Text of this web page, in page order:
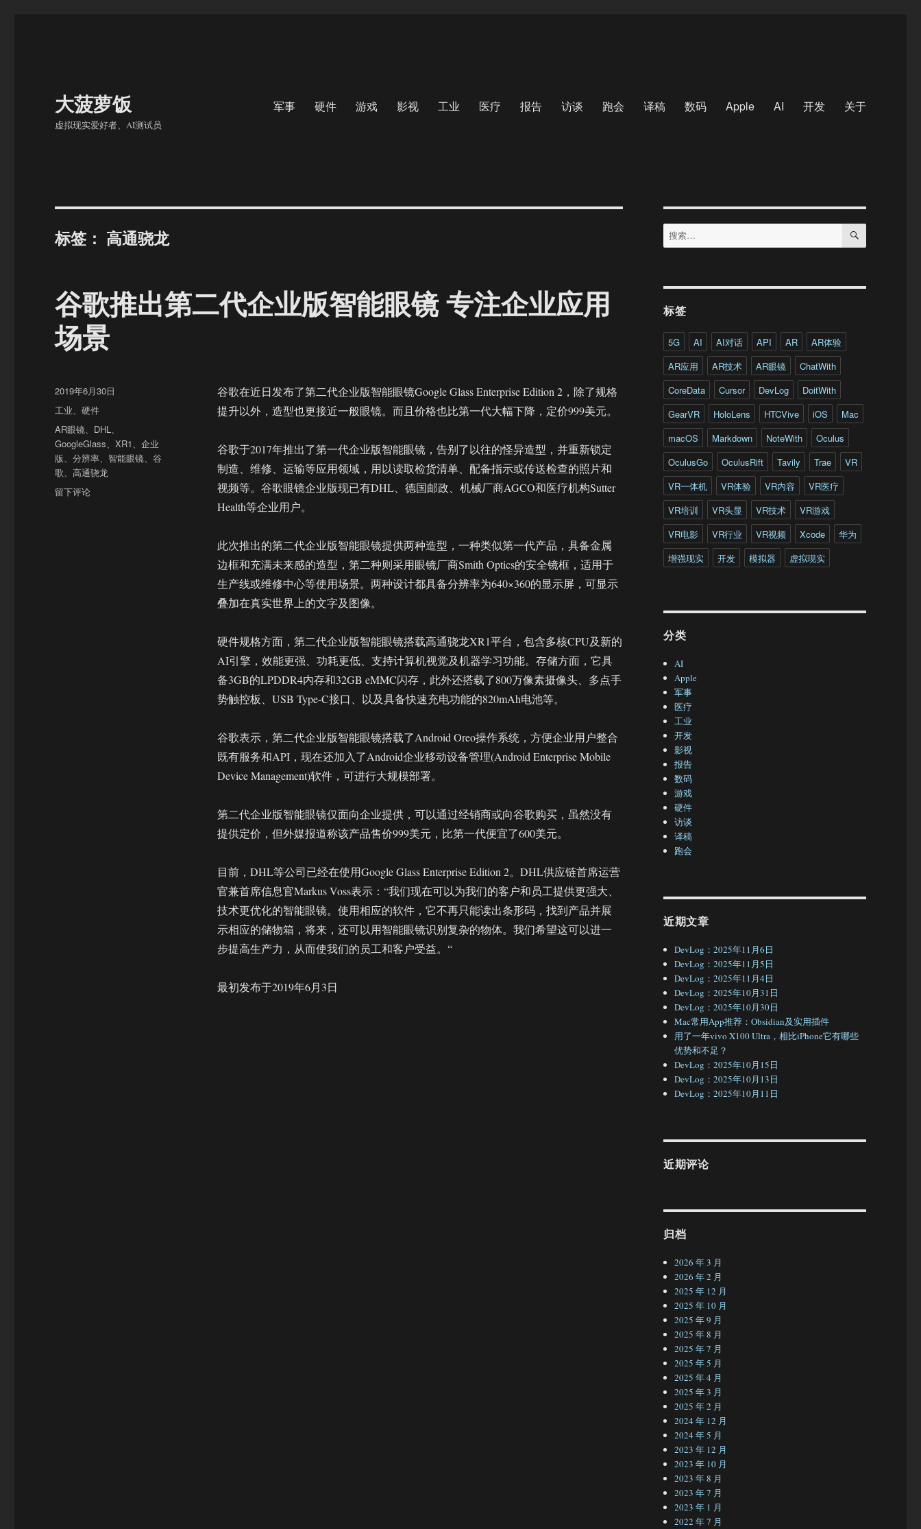
大菠萝饭
虚拟现实爱好者、AI测试员
军事 硬件 游戏 影视 工业 医疗 报告 访谈 跑会 译稿 数码 Apple AI 开发 关于
标签： 高通骁龙
谷歌推出第二代企业版智能眼镜 专注企业应用
场景
谷歌在近日发布了第二代企业版智能眼镜Google Glass Enterprise Edition 2，除了规格
提升以外，造型也更接近一般眼镜。而且价格也比第一代大幅下降，定价999美元。
谷歌于2017年推出了第一代企业版智能眼镜，告别了以往的怪异造型，并重新锁定
制造、维修、运输等应用领域，用以读取检货清单、配备指示或传送检查的照片和
视频等。谷歌眼镜企业版现已有DHL、德国邮政、机械厂商AGCO和医疗机构Sutter
Health等企业用户。
此次推出的第二代企业版智能眼镜提供两种造型，一种类似第一代产品，具备金属
边框和充满未来感的造型，第二种则采用眼镜厂商Smith Optics的安全镜框，适用于
生产线或维修中心等使用场景。两种设计都具备分辨率为640×360的显示屏，可显示
叠加在真实世界上的文字及图像。
硬件规格方面，第二代企业版智能眼镜搭载高通骁龙XR1平台，包含多核CPU及新的
AI引擎，效能更强、功耗更低、支持计算机视觉及机器学习功能。存储方面，它具
备3GB的LPDDR4内存和32GB eMMC闪存，此外还搭载了800万像素摄像头、多点手
势触控板、USB Type-C接口、以及具备快速充电功能的820mAh电池等。
谷歌表示，第二代企业版智能眼镜搭载了Android Oreo操作系统，方便企业用户整合
既有服务和API，现在还加入了Android企业移动设备管理(Android Enterprise Mobile
Device Management)软件，可进行大规模部署。
第二代企业版智能眼镜仅面向企业提供，可以通过经销商或向谷歌购买，虽然没有
提供定价，但外媒报道称该产品售价999美元，比第一代便宜了600美元。
目前，DHL等公司已经在使用Google Glass Enterprise Edition 2。DHL供应链首席运营
官兼首席信息官Markus Voss表示：“我们现在可以为我们的客户和员工提供更强大、
技术更优化的智能眼镜。使用相应的软件，它不再只能读出条形码，找到产品并展
示相应的储物箱，将来，还可以用智能眼镜识别复杂的物体。我们希望这可以进一
步提高生产力，从而使我们的员工和客户受益。“
最初发布于2019年6月3日
发
布
于
2019年6月30日
分
类
工业、硬件
标
签
AR眼镜、 DHL、
GoogleGlass、XR1、企业
版、分辨率、 智能眼镜、谷
歌、高通骁龙
于
留下评论
搜
索：
搜
标签
5G AI AI对话 API AR
AR体验
AR应用
AR技术 AR眼镜
ChatWith
CoreData
Cursor DevLog
DoitWith
GearVR
HoloLens HTCVive iOS
Mac
macOS
Markdown NoteWith
Oculus
OculusGo
OculusRift Tavily Trae
VR
VR一体机
VR体验 VR内容
VR医疗
VR培训
VR头显 VR技术
VR游戏
VR电影
VR行业 VR视频 Xcode
华为
增强现实
开发 模拟器 虚拟现实
分类
AI
Apple
军事
医疗
工业
开发
影视
报告
数码
游戏
硬件
访谈
译稿
跑会
近期文章
DevLog：2025年11月6日
DevLog：2025年11月5日
DevLog：2025年11月4日
DevLog：2025年10月31日
DevLog：2025年10月30日
Mac常用App推荐：Obsidian及实用插件
用了一年vivo X100 Ultra，相比iPhone它有哪些
优势和不足？
DevLog：2025年10月15日
DevLog：2025年10月13日
DevLog：2025年10月11日
近期评论
归档
2026 年 3 月
2026 年 2 月
2025 年 12 月
2025 年 10 月
2025 年 9 月
2025 年 8 月
2025 年 7 月
2025 年 5 月
2025 年 4 月
2025 年 3 月
2025 年 2 月
2024 年 12 月
2024 年 5 月
2023 年 12 月
2023 年 10 月
2023 年 8 月
2023 年 7 月
2023 年 1 月
2022 年 7 月